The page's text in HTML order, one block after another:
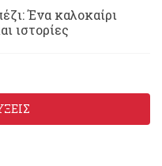
Ένα καλοκαίρι
ιστορίες